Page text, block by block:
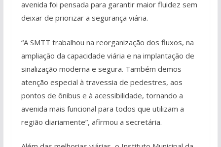
avenida foi pensada para garantir maior fluidez sem
deixar de priorizar a segurança viária.
“A SMTT trabalhou na reorganização dos fluxos, na
ampliação da capacidade viária e na implantação de
sinalização moderna e segura. Também demos
atenção especial à travessia de pedestres, aos
pontos de ônibus e à acessibilidade, tornando a
avenida mais funcional para todos que utilizam a
região diariamente”, afirmou a secretária.